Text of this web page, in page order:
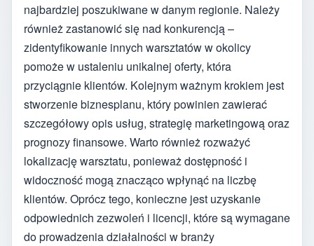
najbardziej poszukiwane w danym regionie. Należy
również zastanowić się nad konkurencją –
zidentyfikowanie innych warsztatów w okolicy
pomoże w ustaleniu unikalnej oferty, która
przyciągnie klientów. Kolejnym ważnym krokiem jest
stworzenie biznesplanu, który powinien zawierać
szczegółowy opis usług, strategię marketingową oraz
prognozy finansowe. Warto również rozważyć
lokalizację warsztatu, ponieważ dostępność i
widoczność mogą znacząco wpłynąć na liczbę
klientów. Oprócz tego, konieczne jest uzyskanie
odpowiednich zezwoleń i licencji, które są wymagane
do prowadzenia działalności w branży